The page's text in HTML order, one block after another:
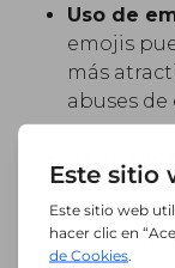
Uso de
emojis
más
abuses de
estén
post y que
uses